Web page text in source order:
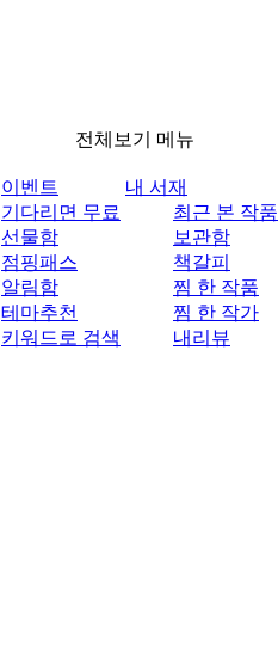
전체보기 메뉴
이벤트
기다리면 무료
선물함
점핑패스
알림함
테마추천
키워드로 검색
내 서재
최근 본 작품
보관함
책갈피
찜 한 작품
찜 한 작가
내리뷰